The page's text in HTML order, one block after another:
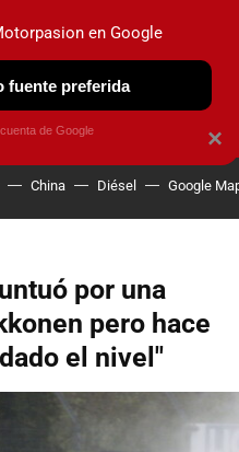
OBSERVATORIO
China Diésel Google
por una
pero hace
el nivel"
×
en Google
fuente preferida
de Google